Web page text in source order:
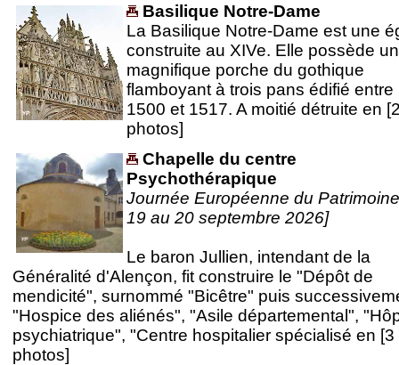
Basilique Notre-Dame
La Basilique Notre-Dame est une
construite au XIVe. Elle possède un
magnifique porche du gothique
flamboyant à trois pans édifié entre
1500 et 1517. A moitié détruite en
photos]
Chapelle du centre
Psychothérapique
Journée Européenne du
19 au 20 septembre 2026]
Le baron Jullien, intendant de la
Généralité d'Alençon, fit construire le "Dépôt de
mendicité", surnommé "Bicêtre" puis
"Hospice des aliénés", "Asile départemental",
psychiatrique", "Centre hospitalier spécialisé en [3
photos]